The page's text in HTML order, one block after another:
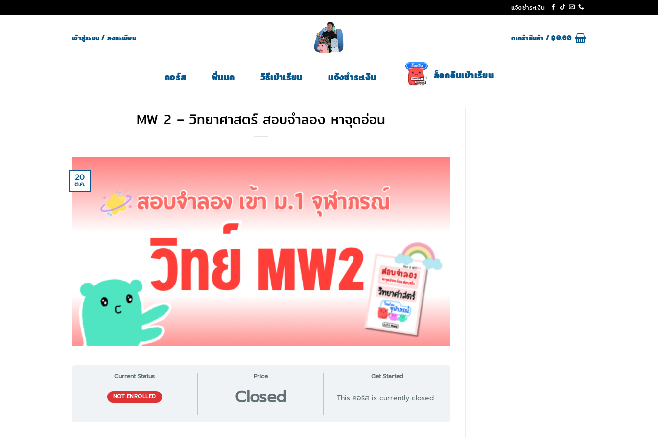
to
แจ้งชำระเงิน
เข้าสู่ระบบ / ลงทะเบียน ตะกร้าสินค้า /฿0.00
คอร์ส พี่แมค วิธีเข้าเรียน แจ้งชำระเงิน ล็อคอินเข้าเรียน
MW 2 – วิทยาศาสตร์ สอบจำลอง หาจุดอ่อน
20
ต.ค.
Current Status
NOT ENROLLED
Price
Closed
Get Started
This คอร์ส is currently closed